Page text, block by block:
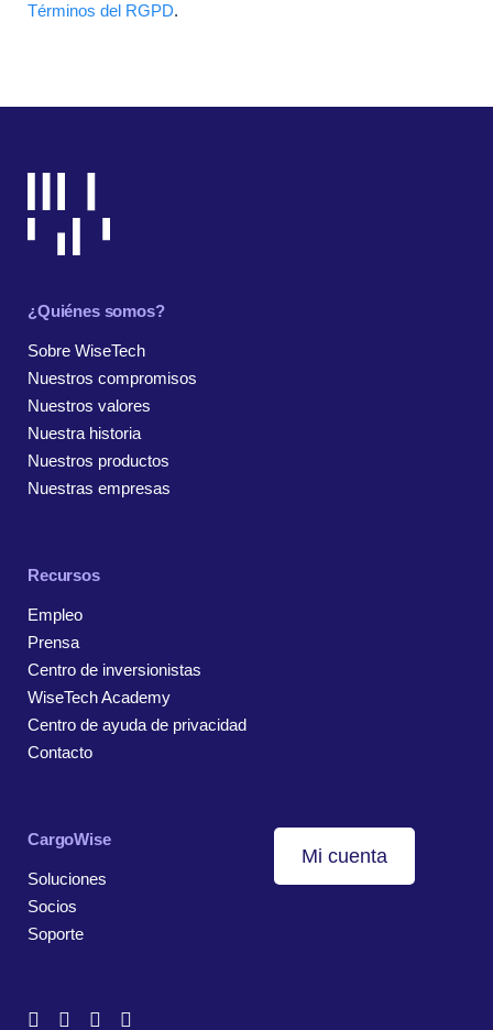
Términos del RGPD.
¿Quiénes somos?
Sobre WiseTech
Nuestros compromisos
Nuestros valores
Nuestra historia
Nuestros productos
Nuestras empresas
Recursos
Empleo
Prensa
Centro de inversionistas
WiseTech Academy
Centro de ayuda de privacidad
Contacto
CargoWise
Soluciones
Socios
Soporte
Mi cuenta